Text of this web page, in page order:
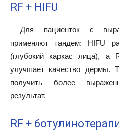
RF + HIFU
Для пациенток с
применяют тандем: HIFU
(глубокий каркас лица), а
улучшает качество дермы.
получить более
результат.
RF +